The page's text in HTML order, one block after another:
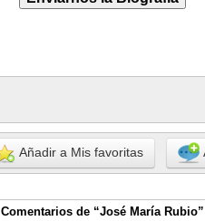
Añadir a Mis favoritas
Comentarios de “José María Rubio”